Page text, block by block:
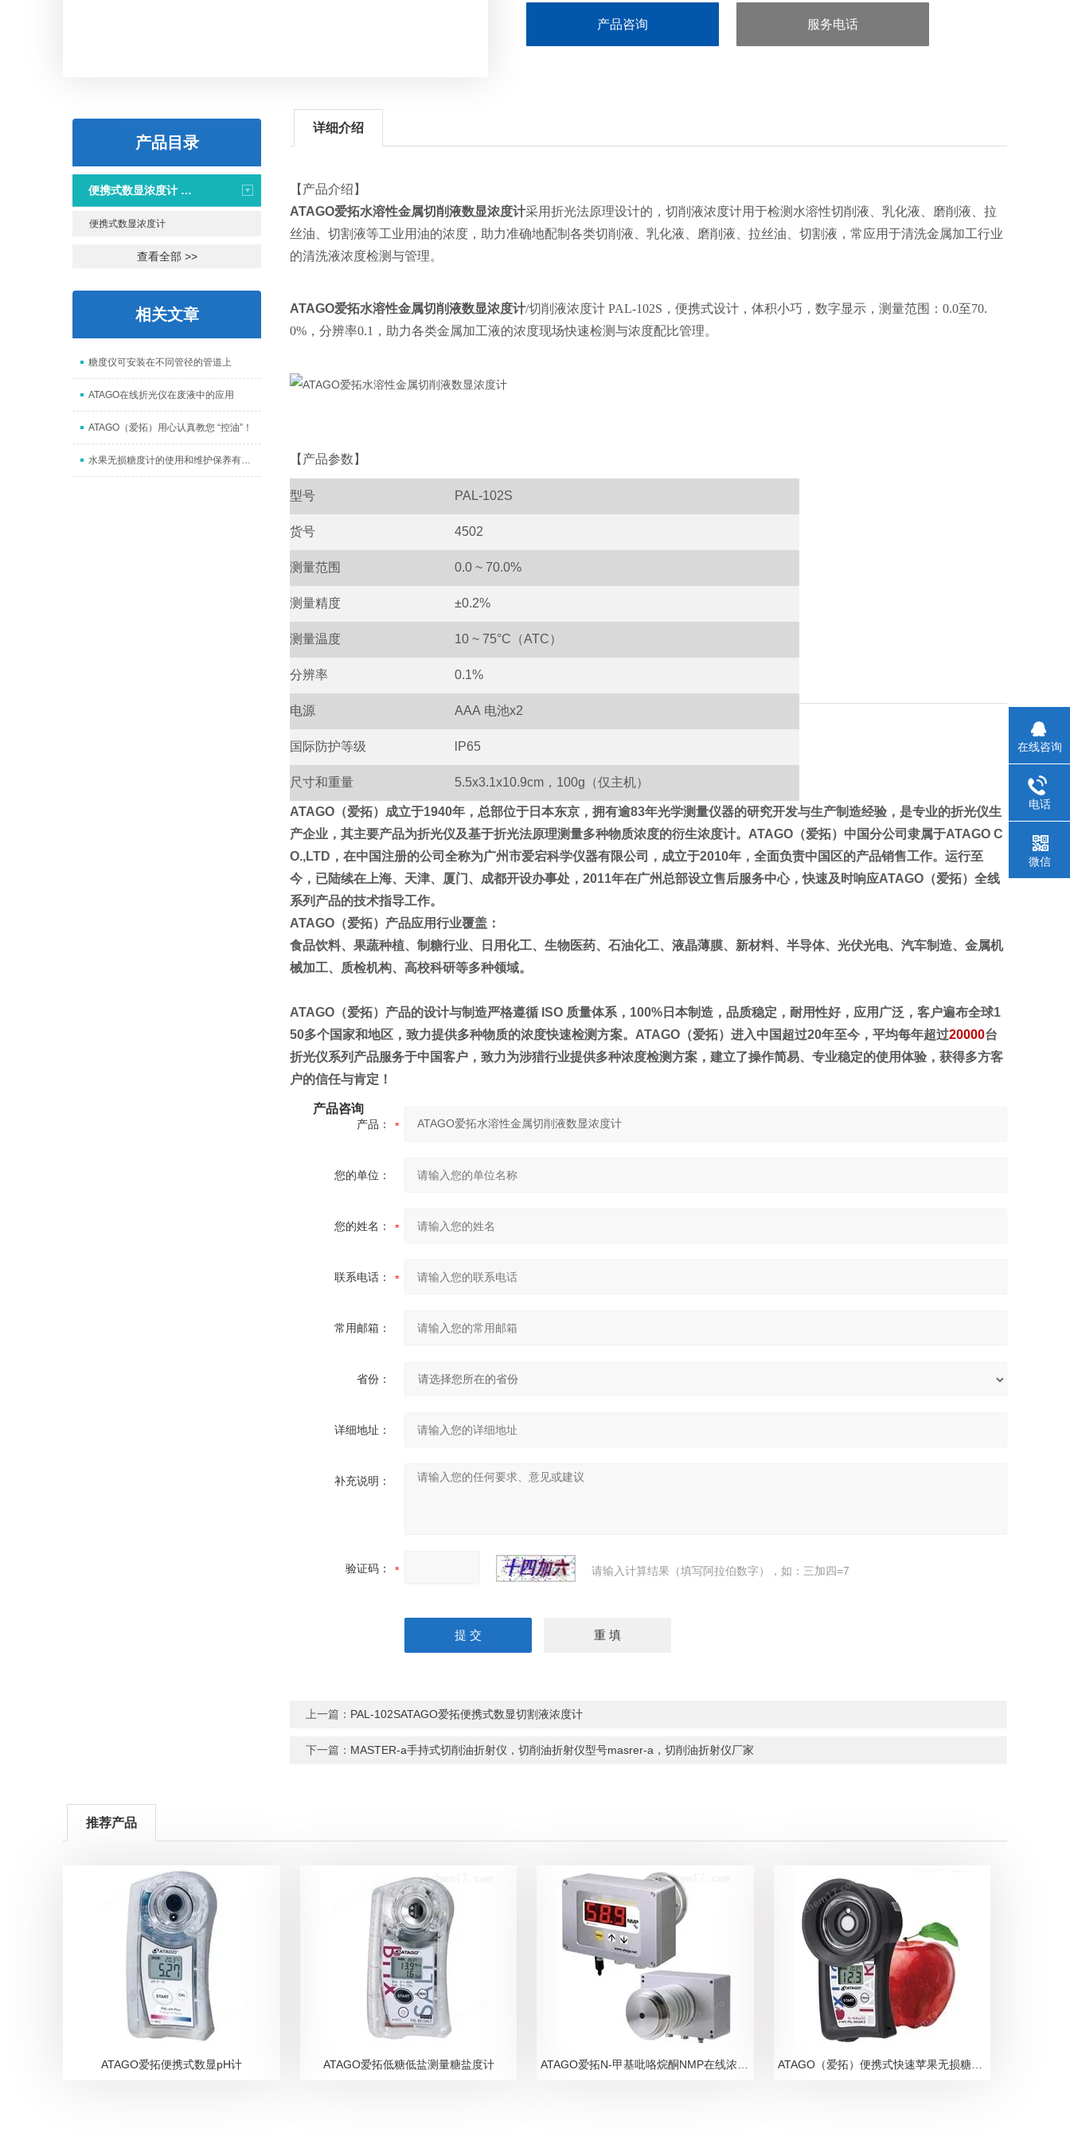
产品咨询 服务电话
产品目录
便携式数显浓度计 PAL系列
便携式数显浓度计
查看全部 >>
相关文章
糖度仪可安装在不同管径的管道上
ATAGO在线折光仪在废液中的应用
ATAGO（爱拓）用心认真教您 “控油”！
水果无损糖度计的使用和维护保养有哪些注意要点
详细介绍
【产品介绍】
ATAGO爱拓水溶性金属切削液数显浓度计采用折光法原理设计的，切削液浓度计用于检测水溶性切削液、乳化液、磨削液、拉
丝油、切割液等工业用油的浓度，助力准确地配制各类切削液、乳化液、磨削液、拉丝油、切割液，常应用于清洗金属加工行业
的清洗液浓度检测与管理。
ATAGO爱拓水溶性金属切削液数显浓度计/切削液浓度计 PAL-102S，便携式设计，体积小巧，数字显示，测量范围：0.0至70.
0%，分辨率0.1，助力各类金属加工液的浓度现场快速检测与浓度配比管理。
【产品参数】
型号 PAL-102S
货号 4502
测量范围 0.0 ~ 70.0%
测量精度 ±0.2%
测量温度 10 ~75°C（ATC）
分辨率 0.1%
电源 AAA 电池x2
国际防护等级 lP65
尺寸和重量 5.5x3.1x10.9cm，100g （仅主机）
ATAGO（爱拓）成立于1940年，总部位于日本东京，拥有逾83年光学测量仪器的研究开发与生产制造经验，是专业的折光仪生
产企业，其主要产品为折光仪及基于折光法原理测量多种物质浓度的衍生浓度计。ATAGO（爱拓）中国分公司隶属于ATAGO C
O.,LTD，在中国注册的公司全称为广州市爱宕科学仪器有限公司，成立于2010年，全面负责中国区的产品销售工作。运行至
今，已陆续在上海、天津、厦门、成都开设办事处，2011年在广州总部设立售后服务中心，快速及时响应ATAGO（爱拓）全线
系列产品的技术指导工作。
ATAGO（爱拓）产品应用行业覆盖：
食品饮料、果蔬种植、制糖行业、日用化工、生物医药、石油化工、液晶薄膜、新材料、半导体、光伏光电、汽车制造、金属机
械加工、质检机构、高校科研等多种领域。
ATAGO（爱拓）产品的设计与制造严格遵循 ISO 质量体系，100%日本制造，品质稳定，耐用性好，应用广泛，客户遍布全球1
50多个国家和地区，致力提供多种物质的浓度快速检测方案。 ATAGO（爱拓）进入中国超过20年至今，平均每年超过20000台
折光仪系列产品服务于中国客户，致力为涉猎行业提供多种浓度检测方案，建立了操作简易、专业稳定的使用体验，获得多方客
户的信任与肯定！
产品咨询
产品：
您的单位：
您的姓名：
联系电话：
常用邮箱：
省份：
详细地址：
补充说明：
验证码： 请输入计算结果（填写阿拉伯数字），如：三加四=7
上一篇： PAL-102SATAGO爱拓便携式数显切割液浓度计
下一篇： MASTER-a手持式切削油折射仪，切削油折射仪型号masrer-a，切削油折射仪厂家
推荐产品
ATAGO爱拓便携式数显pH计 ATAGO爱拓低糖低盐测量糖盐度计 ATAGO爱拓N-甲基吡咯烷酮NMP在线浓度计 ATAGO（爱拓）便携式快速苹果无损糖度计
在线咨询
电话
微信